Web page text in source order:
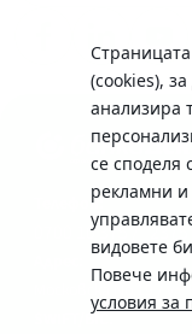
(cookies),
анализира
се споделя
рекламни
видовете
Повече
условия за
Телефон:
0700 10 375 / *2375
Московска No.19 /
SWIFT/BIC: